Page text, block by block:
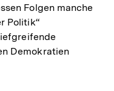
Folgen manche
Politik“
Demokratien